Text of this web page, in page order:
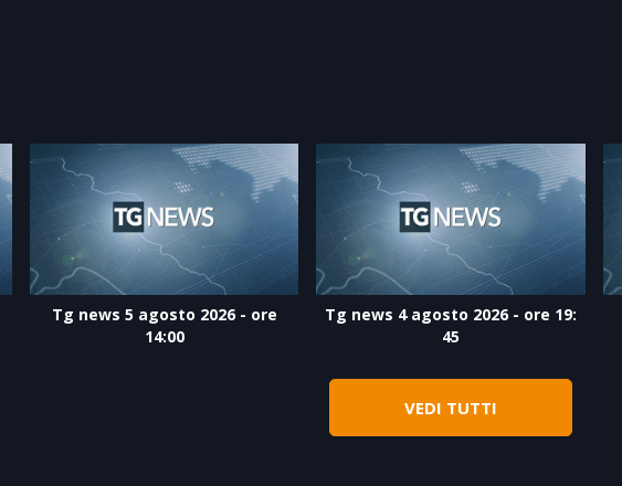
Tg news 5 agosto 2026 - ore
14:00
Tg news 4 agosto 2026 - ore 19:
45
VEDI TUTTI